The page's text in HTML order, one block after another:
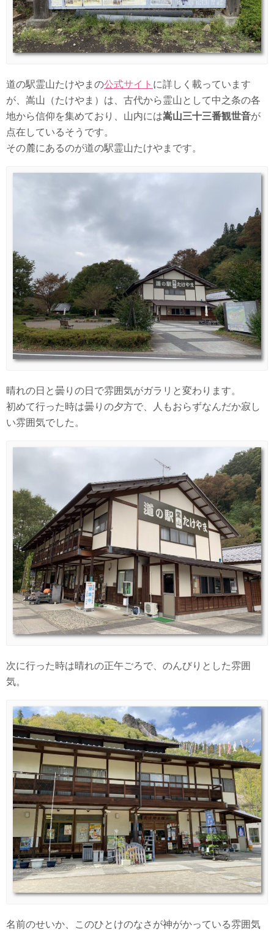
道の駅霊山たけやまの公式サイト に詳しく載っています
が、 嵩山 （たけやま）は、古代から霊山として中之条の各
地から信仰を集めており、山内には嵩山三十三番観世音が
点在しているそうです。
その麓にあるのが道の駅霊山たけやまです。
晴れの日と曇りの日で雰囲気がガラリと変わります。
初めて行った時は曇りの夕方で、人もおらずなんだか寂し
い雰囲気でした。
次に行った時は晴れの正午ごろで、のんびりとした雰囲
気。
名前のせいか、このひとけのなさが神がかっている雰囲気